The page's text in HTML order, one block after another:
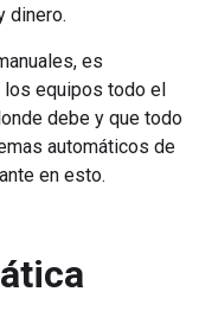
dinero.
es
los equipos todo el
debe y que todo
automáticos de
en esto.